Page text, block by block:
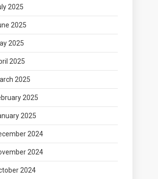
2025
2025
2025
2025
2025
2025
2025
2024
2024
2024